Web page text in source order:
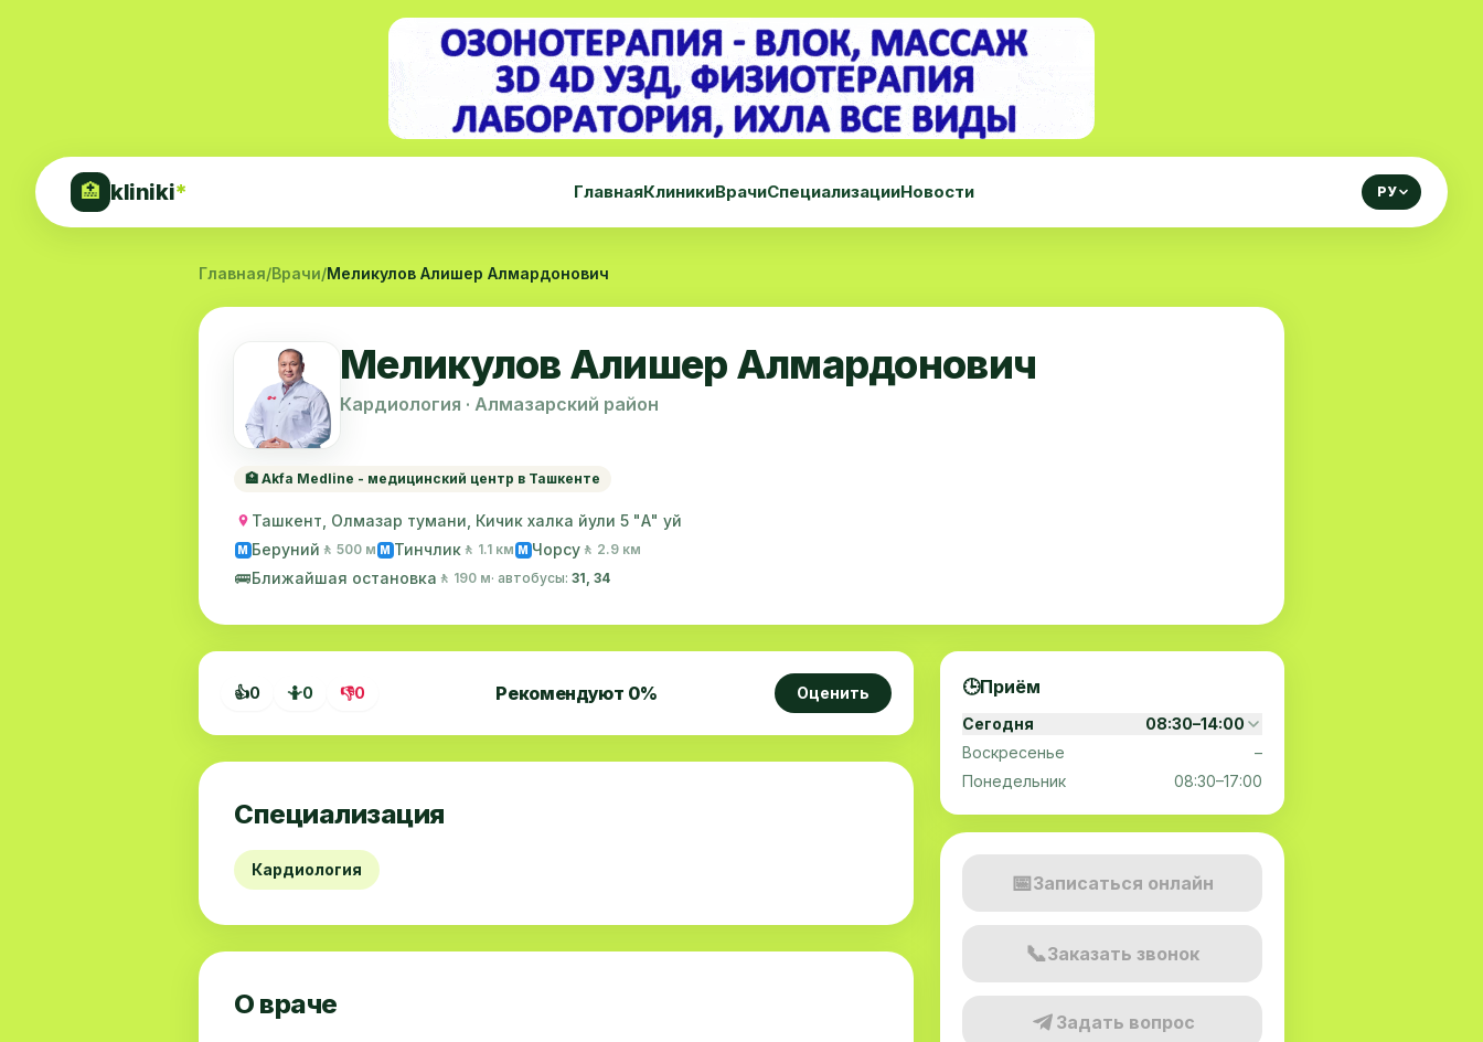
🏥 kliniki* ГлавнаяКлиникиВрачиСпециализацииНовости РУ
Главная/Врачи/Меликулов Алишер Алмардонович
Меликулов Алишер Алмардонович
Кардиология · Алмазарский район
🏥 Akfa Medline - медицинский центр в Ташкенте
Ташкент, Олмазар тумани, Кичик халка йули 5 "А" уй
M Беруний 🚶 500 м M Тинчлик 🚶 1.1 км M Чорсу 🚶 2.9 км
🚌Ближайшая остановка 🚶 190 м· автобусы: 31, 34
👍0 🤷0 👎0 Рекомендуют 0% Оценить
Специализация
Кардиология
О враче
🕒Приём
Сегодня
08:30–14:00
Воскресенье
–
Понедельник
08:30–17:00
📅Записаться онлайн
📞Заказать звонок
Задать вопрос